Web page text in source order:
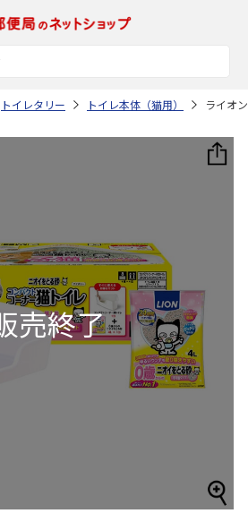
トイレタリー トイレ本体（猫用） ライオ